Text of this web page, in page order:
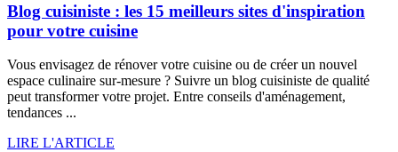
Blog cuisiniste : les 15 meilleurs sites d'inspiration
pour votre cuisine
Vous envisagez de rénover votre cuisine ou de créer un nouvel
espace culinaire sur-mesure ? Suivre un blog cuisiniste de qualité
peut transformer votre projet. Entre conseils d'aménagement,
tendances ...
LIRE L'ARTICLE